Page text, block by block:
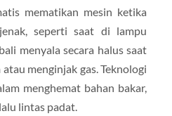
mematikan mesin ketika
seperti saat di lampu
menyala secara halus saat
menginjak gas. Teknologi
menghemat bahan bakar,
lintas padat.